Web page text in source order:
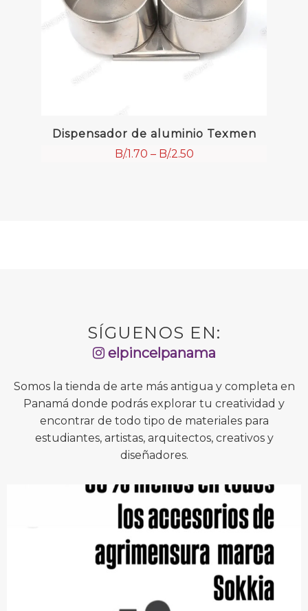
Dispensador de aluminio Texmen
B/.1.70 – B/.2.50
SÍGUENOS EN:
elpincelpanama
Somos la tienda de arte más antigua y completa en
Panamá donde podrás explorar tu creatividad y
encontrar de todo tipo de materiales para
estudiantes, artistas, arquitectos, creativos y
diseñadores.